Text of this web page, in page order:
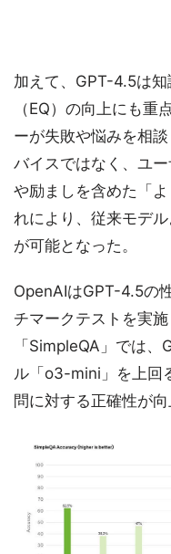
加えて、GPT-4.5は
（EQ）の向上にも重
ーが失敗や悩みを相
バイスではなく、ユ
や励ましを含めた「
れにより、従来モデ
が可能となった。
OpenAIはGPT-4.5の
チマークテストを実
「SimpleQA」では
ル「o3-mini」を上回
問に対する正確性が向